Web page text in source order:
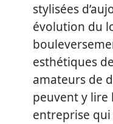
stylisées
évolution du
esthétiques
amateurs de
peuvent y lire
entreprise